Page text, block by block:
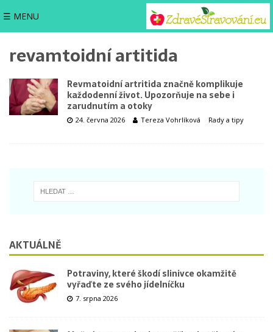
☰ MENU
revamtoidní artitida
Revmatoidní artritida značně komplikuje
každodenní život. Upozorňuje na sebe i
zarudnutím a otoky
24. června 2026 Tereza Vohrlíková Rady a tipy
AKTUÁLNĚ
Potraviny, které škodí slinivce okamžitě
vyřaďte ze svého jídelníčku
7. srpna 2026